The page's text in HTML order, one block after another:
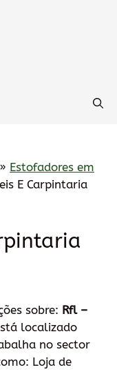
» Estofadores em
E Carpintaria
sobre: Rfl –
localizado
no sector
Loja de